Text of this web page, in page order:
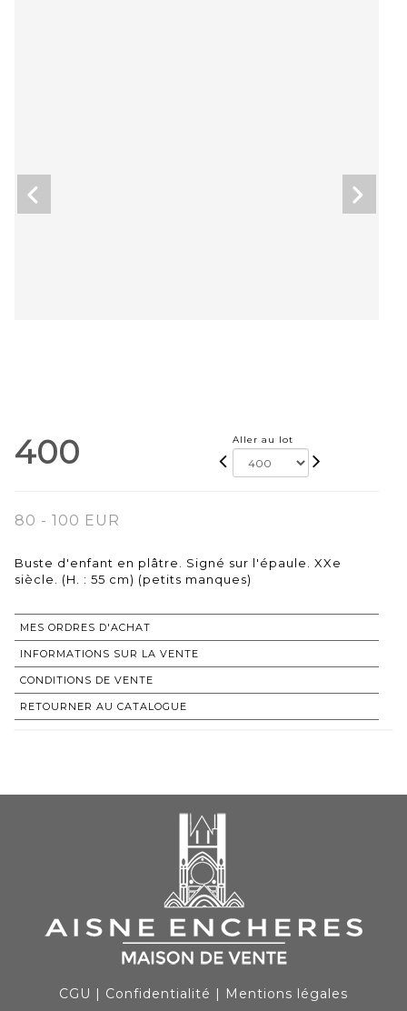
400 Aller au lot
80 - 100 EUR
Buste d'enfant en plâtre. Signé sur l'épaule. XXe
siècle. (H. : 55 cm) (petits manques)
MES ORDRES D'ACHAT
INFORMATIONS SUR LA VENTE
CONDITIONS DE VENTE
RETOURNER AU CATALOGUE
CGU | Confidentialité | Mentions légales